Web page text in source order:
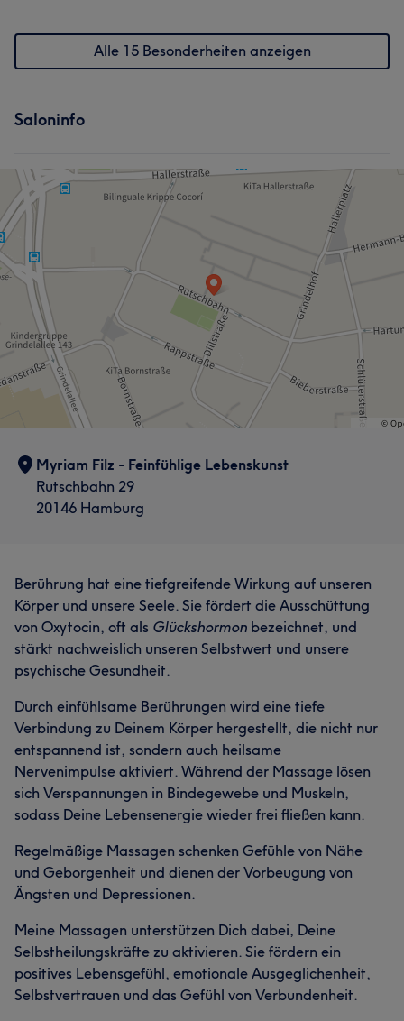
Alle 15 Besonderheiten anzeigen
Saloninfo
Myriam Filz - Feinfühlige Lebenskunst
Rutschbahn 29
20146 Hamburg
Berührung hat eine tiefgreifende Wirkung auf unseren
Körper und unsere Seele. Sie fördert die Ausschüttung
von Oxytocin, oft als Glückshormon bezeichnet, und
stärkt nachweislich unseren Selbstwert und unsere
psychische Gesundheit.
Durch einfühlsame Berührungen wird eine tiefe
Verbindung zu Deinem Körper hergestellt, die nicht nur
entspannend ist, sondern auch heilsame
Nervenimpulse aktiviert. Während der Massage lösen
sich Verspannungen in Bindegewebe und Muskeln,
sodass Deine Lebensenergie wieder frei fließen kann.
Regelmäßige Massagen schenken Gefühle von Nähe
und Geborgenheit und dienen der Vorbeugung von
Ängsten und Depressionen.
Meine Massagen unterstützen Dich dabei, Deine
Selbstheilungskräfte zu aktivieren. Sie fördern ein
positives Lebensgefühl, emotionale Ausgeglichenheit,
Selbstvertrauen und das Gefühl von Verbundenheit.